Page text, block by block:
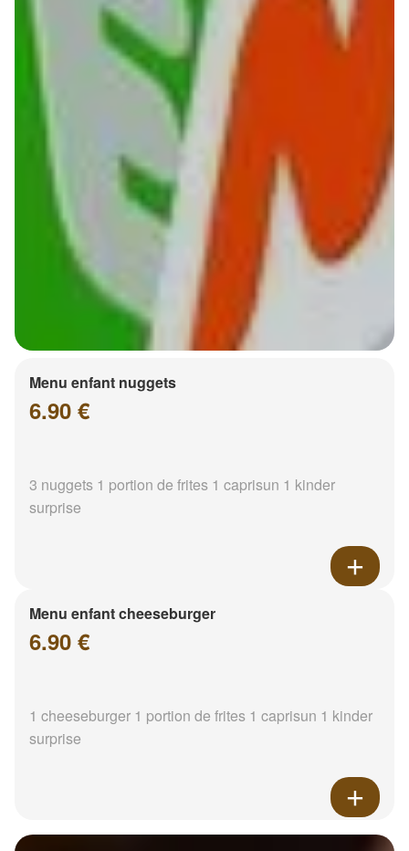
Menu enfant nuggets
6.90 €
3 nuggets 1 portion de frites 1 caprisun 1 kinder
surprise
Menu enfant cheeseburger
6.90 €
1 cheeseburger 1 portion de frites 1 caprisun 1 kinder
surprise